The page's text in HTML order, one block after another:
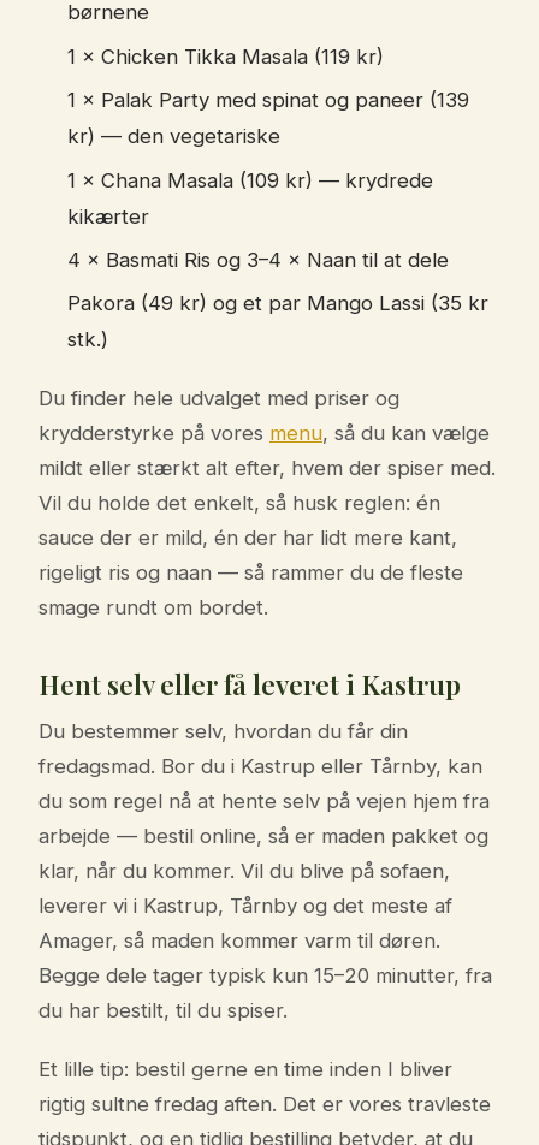
børnene
1 × Chicken Tikka Masala (119 kr)
1 × Palak Party med spinat og paneer (139
kr) — den vegetariske
1 × Chana Masala (109 kr) — krydrede
kikærter
4 × Basmati Ris og 3–4 × Naan til at dele
Pakora (49 kr) og et par Mango Lassi (35 kr
stk.)
Du finder hele udvalget med priser og
krydderstyrke på vores menu, så du kan vælge
mildt eller stærkt alt efter, hvem der spiser med.
Vil du holde det enkelt, så husk reglen: én
sauce der er mild, én der har lidt mere kant,
rigeligt ris og naan — så rammer du de fleste
smage rundt om bordet.
Hent selv eller få leveret i Kastrup
Du bestemmer selv, hvordan du får din
fredagsmad. Bor du i Kastrup eller Tårnby, kan
du som regel nå at hente selv på vejen hjem fra
arbejde — bestil online, så er maden pakket og
klar, når du kommer. Vil du blive på sofaen,
leverer vi i Kastrup, Tårnby og det meste af
Amager, så maden kommer varm til døren.
Begge dele tager typisk kun 15–20 minutter, fra
du har bestilt, til du spiser.
Et lille tip: bestil gerne en time inden I bliver
rigtig sultne fredag aften. Det er vores travleste
tidspunkt, og en tidlig bestilling betyder, at du